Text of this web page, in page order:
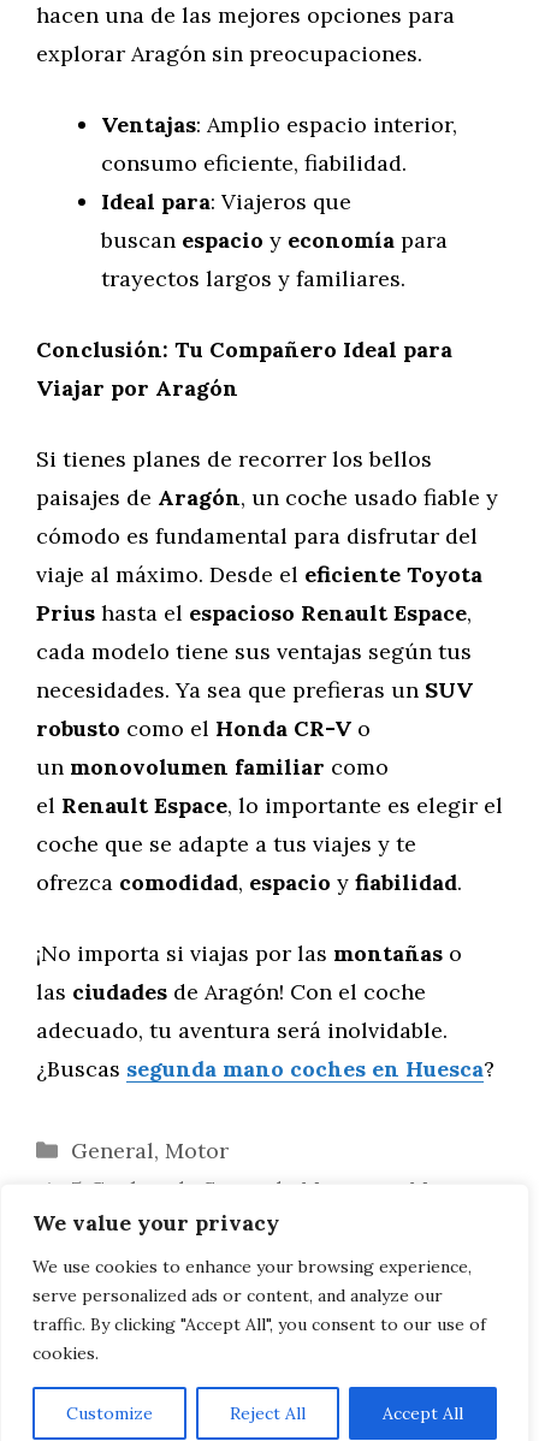
We value your privacy
We use cookies to enhance your browsing experience,
serve personalized ads or content, and analyze our
traffic. By clicking "Accept All", you consent to our use of
cookies.
Customize Reject All Accept All
hacen una de las mejores opciones para
explorar Aragón sin preocupaciones.
Ventajas: Amplio espacio interior,
consumo eficiente, fiabilidad.
Ideal para: Viajeros que
buscan espacio y economía para
trayectos largos y familiares.
Conclusión: Tu Compañero Ideal para
Viajar por Aragón
Si tienes planes de recorrer los bellos
paisajes de Aragón, un coche usado fiable y
cómodo es fundamental para disfrutar del
viaje al máximo. Desde el eficiente Toyota
Prius hasta el espacioso Renault Espace,
cada modelo tiene sus ventajas según tus
necesidades. Ya sea que prefieras un SUV
robusto como el Honda CR-V o
un monovolumen familiar como
el Renault Espace, lo importante es elegir el
coche que se adapte a tus viajes y te
ofrezca comodidad, espacio y fiabilidad.
¡No importa si viajas por las montañas o
las ciudades de Aragón! Con el coche
adecuado, tu aventura será inolvidable.
¿Buscas segunda mano coches en Huesca?
Categorías
General, Motor
5 Coches de Segunda Mano con Menor
Consumo de Combustible en Huesca
Ranking: Los Coches Usados que Menos
Problemas Dan en Huesca
AVISO LEGAL, POLITICA DE PRIVACIDAD, COOKIES